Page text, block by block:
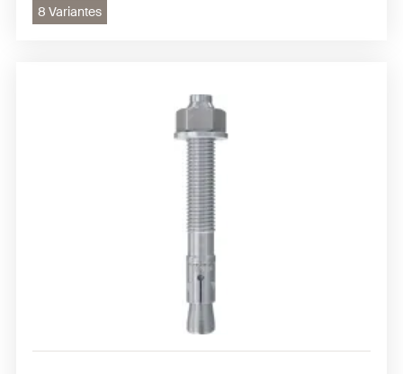
8 Variantes